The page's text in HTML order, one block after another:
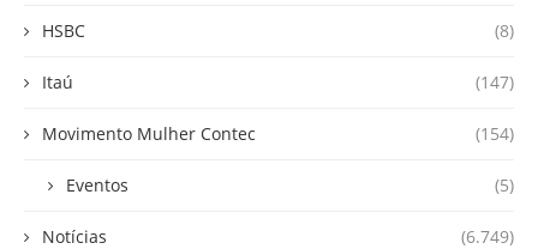
HSBC (8)
Itaú (147)
Movimento Mulher Contec (154)
Eventos (5)
Notícias (6.749)